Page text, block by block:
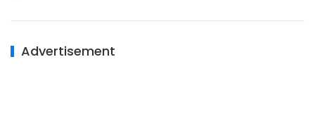
Advertisement